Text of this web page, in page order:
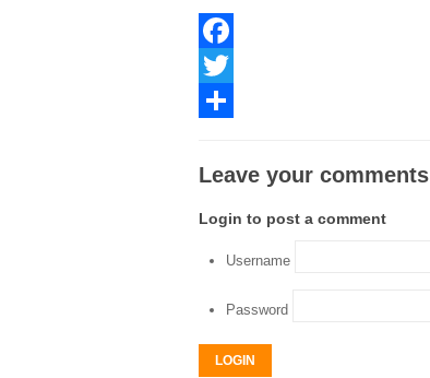
Facebook
Twitter
Leave your comments
Login to post a comment
Username
Password
LOGIN